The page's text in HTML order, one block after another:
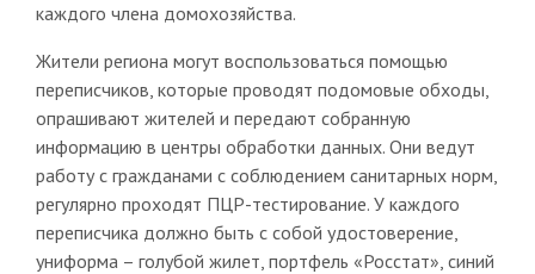
каждого члена домохозяйства.
Жители региона могут воспользоваться помощью
переписчиков, которые проводят подомовые обходы,
опрашивают жителей и передают собранную
информацию в центры обработки данных. Они ведут
работу с гражданами с соблюдением санитарных норм,
регулярно проходят ПЦР-тестирование. У каждого
переписчика должно быть с собой удостоверение,
униформа – голубой жилет, портфель «Росстат», синий